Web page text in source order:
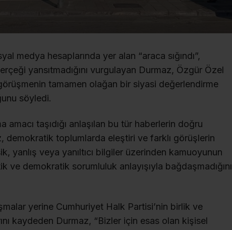
medya hesaplarında yer alan “araca sığındı”,
yansıtmadığını vurgulayan Durmaz, Özgür Özel
tamamen olağan bir siyasi değerlendirme
söyledi.
amacı taşıdığı anlaşılan bu tür haberlerin doğru
demokratik toplumlarda eleştiri ve farklı görüşlerin
yanlış veya yanıltıcı bilgiler üzerinden kamuoyunun
ve demokratik sorumluluk anlayışıyla bağdaşmadığını
yerine Cumhuriyet Halk Partisi’nin birlik ve
kaydeden Durmaz, “Bizler için esas olan kişisel